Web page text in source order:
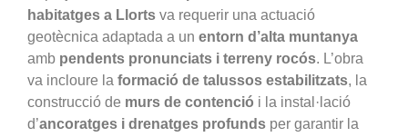
habitatges a Llorts va requerir una actuació
geotècnica adaptada a un entorn d’alta muntanya
amb pendents pronunciats i terreny rocós. L’obra
va incloure la formació de talussos estabilitzats, la
construcció de murs de contenció i la instal·lació
d’ancoratges i drenatges profunds per garantir la